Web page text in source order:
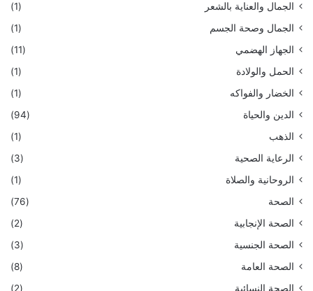
الجمال والعناية بالشعر
(1)
الجمال وصحة الجسم
(1)
الجهاز الهضمي
(11)
الحمل والولادة
(1)
الخضار والفواكه
(1)
الدين والحياة
(94)
الذهب
(1)
الرعاية الصحية
(3)
الروحانية والصلاة
(1)
الصحة
(76)
الصحة الإنجابية
(2)
الصحة الجنسية
(3)
الصحة العامة
(8)
الصحة النسائية
(2)